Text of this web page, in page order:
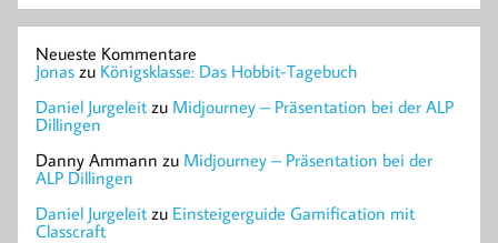
Neueste Kommentare
Jonas zu Königsklasse: Das Hobbit-Tagebuch
Daniel Jurgeleit zu Midjourney – Präsentation bei der ALP
Dillingen
Danny Ammann zu Midjourney – Präsentation bei der
ALP Dillingen
Daniel Jurgeleit zu Einsteigerguide Gamification mit
Classcraft